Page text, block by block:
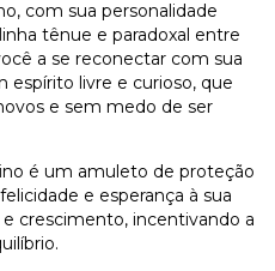
com sua personalidade
tênue e paradoxal entre
a se reconectar com sua
espírito livre e curioso, que
e sem medo de ser
é um amuleto de proteção
e esperança à sua
crescimento, incentivando a